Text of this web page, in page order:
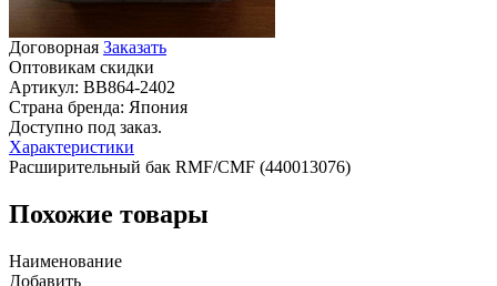
Договорная Заказать
Оптовикам скидки
Артикул: BB864-2402
Страна бренда: Япония
Доступно под заказ.
Характеристики
Расширительный бак RMF/CMF (440013076)
Похожие товары
Наименование
Добавить